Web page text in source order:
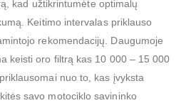
kad užtikrintumėte optimalų
Keitimo intervalas priklauso
rekomendacijų. Daugumoje
keisti oro filtrą kas 10 000 – 15 000
nuo to, kas įvyksta
savo motociklo savininko